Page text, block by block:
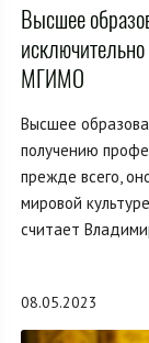
Высшее
МГИМО
Высшее
получению
прежде всего,
мировой
считает
08.05.2023